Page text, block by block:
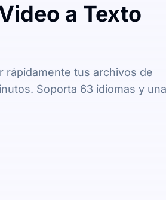
a Texto
rápidamente tus archivos de
Soporta 63 idiomas y una